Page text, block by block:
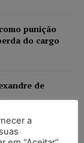
punição
do cargo
de
a